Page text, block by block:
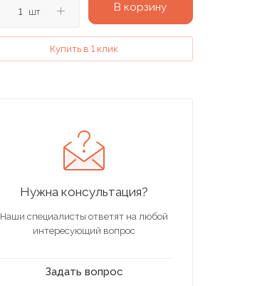
шт В корзину
Купить в 1 клик
Нужна консультация?
Наши специалисты ответят на любой
интересующий вопрос
Задать вопрос